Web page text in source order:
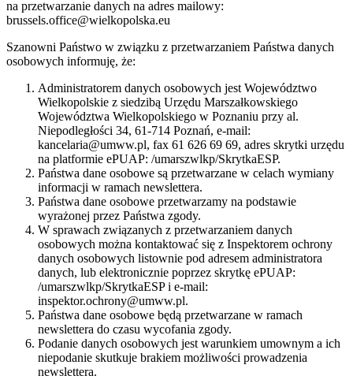
na przetwarzanie danych na adres mailowy:
brussels.office@wielkopolska.eu
Szanowni Państwo w związku z przetwarzaniem Państwa danych
osobowych informuję, że:
Administratorem danych osobowych jest Województwo
Wielkopolskie z siedzibą Urzędu Marszałkowskiego
Województwa Wielkopolskiego w Poznaniu przy al.
Niepodległości 34, 61-714 Poznań, e-mail:
kancelaria@umww.pl, fax 61 626 69 69, adres skrytki urzędu
na platformie ePUAP: /umarszwlkp/SkrytkaESP.
Państwa dane osobowe są przetwarzane w celach wymiany
informacji w ramach newslettera.
Państwa dane osobowe przetwarzamy na podstawie
wyrażonej przez Państwa zgody.
W sprawach związanych z przetwarzaniem danych
osobowych można kontaktować się z Inspektorem ochrony
danych osobowych listownie pod adresem administratora
danych, lub elektronicznie poprzez skrytkę ePUAP:
/umarszwlkp/SkrytkaESP i e-mail:
inspektor.ochrony@umww.pl.
Państwa dane osobowe będą przetwarzane w ramach
newslettera do czasu wycofania zgody.
Podanie danych osobowych jest warunkiem umownym a ich
niepodanie skutkuje brakiem możliwości prowadzenia
newslettera.